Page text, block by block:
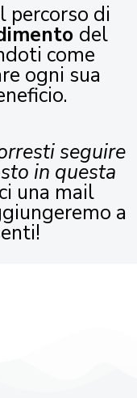
percorso di
del
come
ogni sua
seguire
in questa
una mail
a